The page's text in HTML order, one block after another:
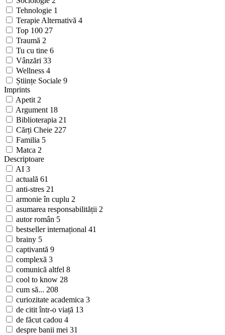
Tehnologie 1
Terapie Alternativă 4
Top 100 27
Traumă 2
Tu cu tine 6
Vânzări 33
Wellness 4
Științe Sociale 9
Imprints
Apetit 2
Argument 18
Biblioterapia 21
Cărți Cheie 227
Familia 5
Matca 2
Descriptoare
AI 3
actuală 61
anti-stres 21
armonie în cuplu 2
asumarea responsabilității 2
autor român 5
bestseller internațional 41
brainy 5
captivantă 9
complexă 3
comunică altfel 8
cool to know 28
cum să... 208
curiozitate academica 3
de citit într-o viață 13
de făcut cadou 4
despre banii mei 31